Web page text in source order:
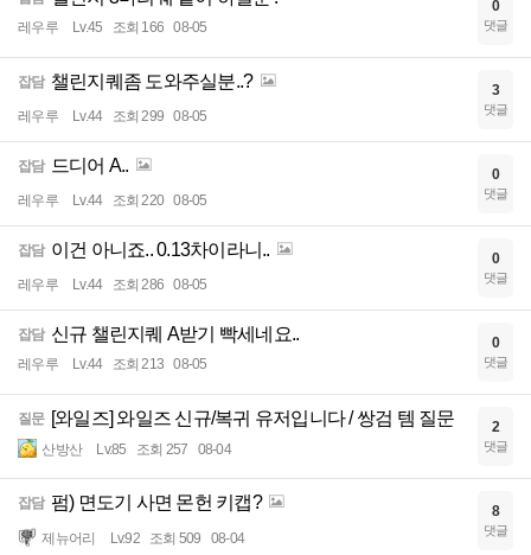
레우루 Lv.45 조회 166 08-05
0
댓글
잡담 챌린지퀘좀 도와주실분..?
레우루 Lv.44 조회 299 08-05
3
댓글
잡담 드디어 A..
레우루 Lv.44 조회 220 08-05
0
댓글
잡담 이건 아니죠.. 0.13차이라니..
레우루 Lv.44 조회 286 08-05
0
댓글
잡담 신규 챌린지퀘 A받기 빡세네요..
레우루 Lv.44 조회 213 08-05
0
댓글
질문 [와일즈] 와일즈 신규/복귀 유저입니다 / 쌍검 템 질문
산방산 Lv.85 조회 257 08-04
2
댓글
잡담 펌) 면도기 사면 몬헌 키캡?
제뉴어리 Lv.92 조회 509 08-04
8
댓글